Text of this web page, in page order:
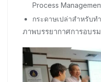
Process
กระดาษเปล่าสำหรับท
ภาพบรรยากาศการอบรม